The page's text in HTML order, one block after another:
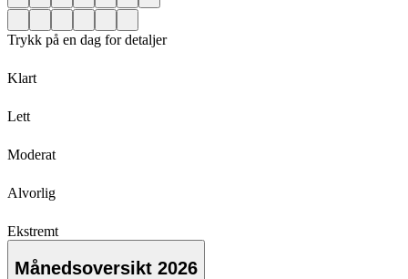
Trykk på en dag for detaljer
Klart
Lett
Moderat
Alvorlig
Ekstremt
Månedsoversikt 2026